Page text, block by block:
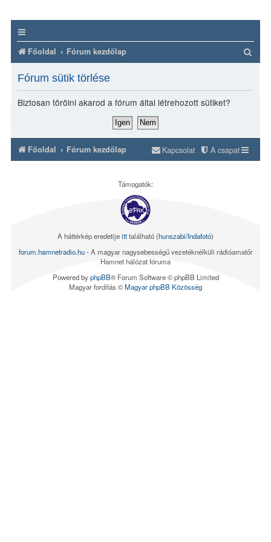
Főoldal Fórum kezdőlap
Fórum sütik törlése
Biztosan törölni akarod a fórum által létrehozott sütiket?
Főoldal Fórum kezdőlap A csapat
Kapcsolat
Támogatók:
A háttérkép eredetijeitttalálható (hunszabi/Indafotó)
forum.hamnetradio.hu- A magyar nagysebességű vezetéknélküli rádióamatőr
Hamnet hálózat fóruma
Powered byphpBB® Forum Software © phpBB Limited
Magyar fordítás ©Magyar phpBB Közösség